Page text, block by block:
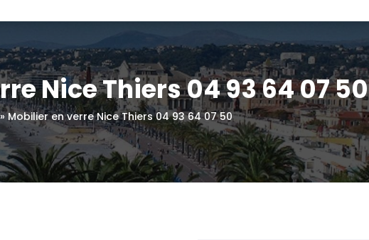
Nice Thiers 04 93 64 07 50
»Mobilier en verre Nice Thiers 04 93 64 07 50